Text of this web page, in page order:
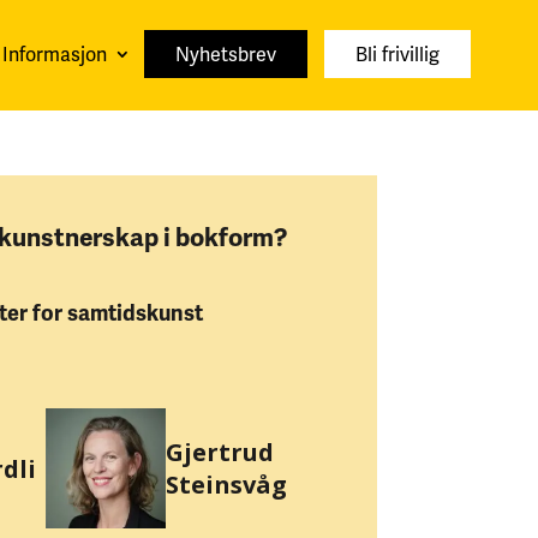
Informasjon Nyhetsbrev Bli frivillig
i bokform?
for samtidskunst
Gjertrud
Steinsvåg